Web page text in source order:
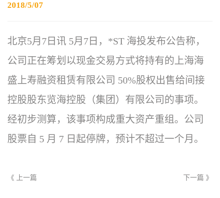
2018/5/07
北京5月7日讯 5月7日，*ST 海投发布公告称，
公司正在筹划以现金交易方式将持有的上海海
盛上寿融资租赁有限公司 50%股权出售给间接
控股股东览海控股（集团）有限公司的事项。
经初步测算，该事项构成重大资产重组。公司
股票自 5 月 7 日起停牌，预计不超过一个月。
《 上一篇 下一篇 》